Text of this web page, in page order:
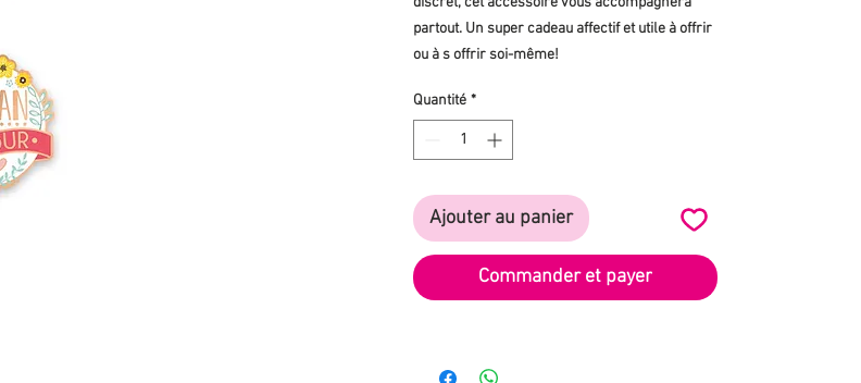
partout. Un super cadeau affectif et utile à offrir
ou à s offrir soi-même!
Quantité *
Ajouter au panier
Commander et payer